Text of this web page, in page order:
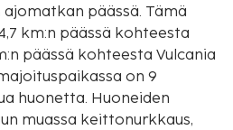
päässä. Tämä
km:n päässä kohteesta
päässä kohteesta Vulcania
on 9
huonetta. Huoneiden
muassa keittonurkkaus,